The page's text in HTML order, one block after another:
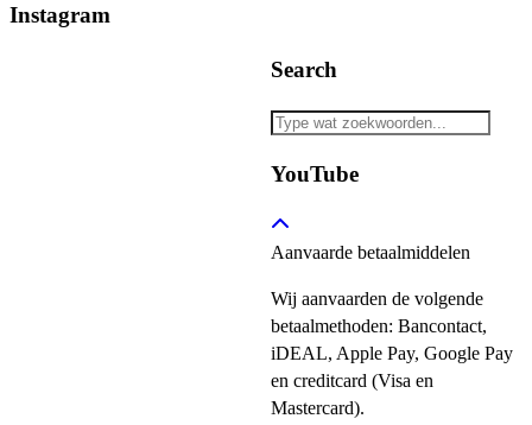
Instagram
Search
YouTube
Aanvaarde betaalmiddelen
Wij aanvaarden de volgende
betaalmethoden: Bancontact,
iDEAL, Apple Pay, Google Pay
en creditcard (Visa en
Mastercard).